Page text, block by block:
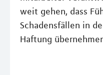
weit gehen, dass
Schadensfällen in
Haftung